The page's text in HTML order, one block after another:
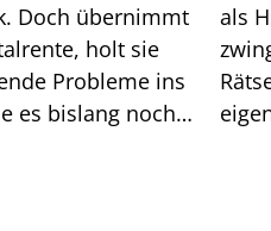
Doch übernimmt
holt sie
Probleme ins
es bislang noch
als
zwingt er